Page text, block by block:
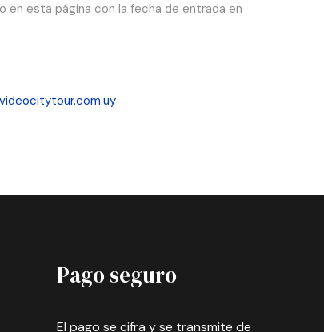
en esta página con la fecha de entrada en
Pago seguro
El pago se cifra y se transmite de